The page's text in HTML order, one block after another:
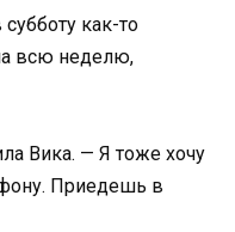
как-то
всю неделю,
Вика. — Я тоже хочу
Приедешь в